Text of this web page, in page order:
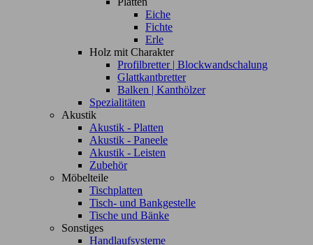
Eiche
Fichte
Erle
Holz mit Charakter
Profilbretter | Blockwandschalung
Glattkantbretter
Balken | Kanthölzer
Spezialitäten
Akustik
Akustik - Platten
Akustik - Paneele
Akustik - Leisten
Zubehör
Möbelteile
Tischplatten
Tisch- und Bankgestelle
Tische und Bänke
Sonstiges
Handlaufsysteme